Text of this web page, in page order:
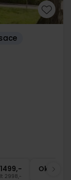
Bilferie
1499,-
2998,-
Okt